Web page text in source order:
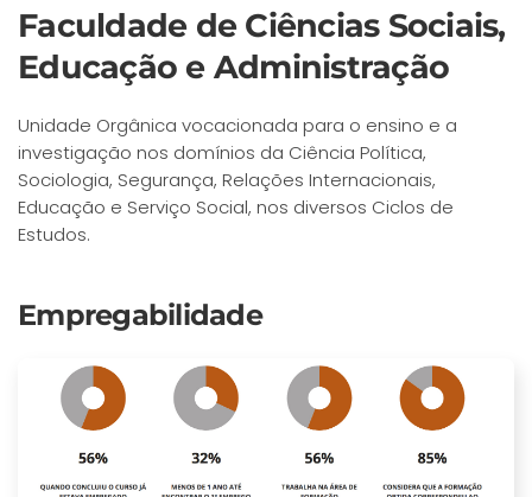
Faculdade de Ciências Sociais,
Educação e Administração
Unidade Orgânica vocacionada para o ensino e a
investigação nos domínios da Ciência Política,
Sociologia, Segurança, Relações Internacionais,
Educação e Serviço Social, nos diversos Ciclos de
Estudos.
Empregabilidade